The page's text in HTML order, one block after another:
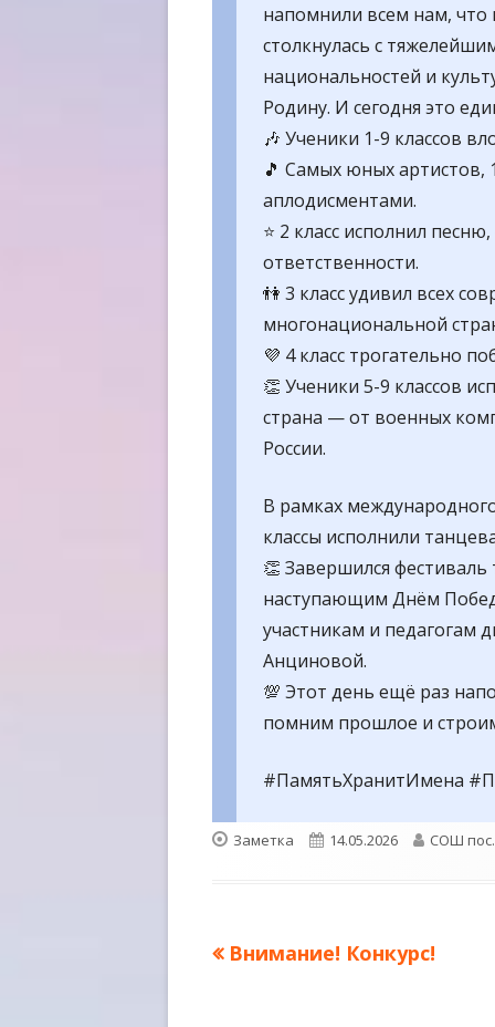
напомнили всем нам, что
столкнулась с
национальностей и
Родину. И сегодня это
🎶 Ученики 1-9 классов
🎵 Самых юных артистов,
аплодисментами.
⭐ 2 класс исполнил
ответственности.
👫 3 класс удивил всех
многонациональной
💜 4 класс трогательно
👏 Ученики 5-9 классов
страна — от военных
России.
В рамках
классы исполнили
👏 Завершился
наступающим Днём
участникам и педагогам
Анциновой.
💯 Этот день ещё раз
помним прошлое и
#ПамятьХранитИмена
Формат
Заметка Опубликовано
14.05.2026 Автор
СОШ
Навигация
Предыдущая
Внимание! Конкурс!